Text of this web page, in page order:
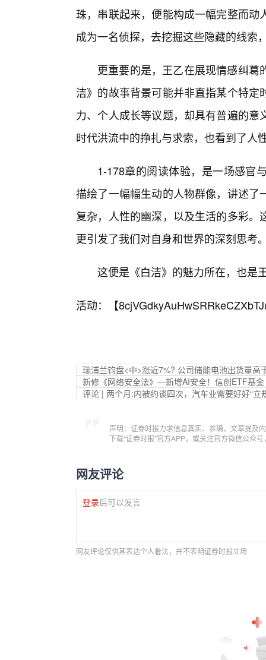
珠，串联起来，便能构成一幅完整而
成为一名侦探，去挖掘这些隐藏的线索
更重要的是，王乙在展现情感纠
洁》的故事背景可能并非直指某个特
力、个人成长等议题，却具有普遍的
时代洪流中的挣扎与求索，也看到了人
1-178章的阅读体验，是一场感官
描绘了一幅幅生动的人物群像，讲述
复杂，人性的幽深，以及生活的多彩
更引发了我们对自身和世界的深刻思考
这便是《白洁》的魅力所在，也是
活动：【
瑞浦兰钧盘<中>涨近7%? 公司储能电池出货量高
新修《网络安全法》—新增AI安全！信创ETF基
评论 | 两个月:内被约谈四次，汽车业需要好好“立
声明：证券时报力求信息真实、准确，文章提及
下载“证券时报”官方APP，或关注官方微信公众
网友评论
登录后可以发言
网友评论仅供其表达个人看法，并不表明证券时报立场